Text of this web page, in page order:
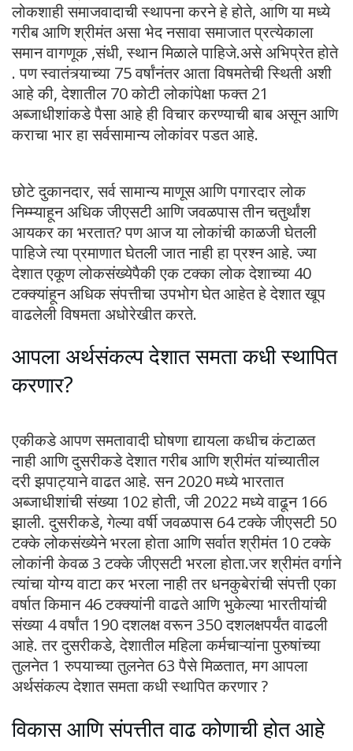
लोकशाही समाजवादाची स्थापना करने हे होते, आणि या मध्ये
गरीब आणि श्रीमंत असा भेद नसावा समाजात प्रत्येकाला
समान वागणूक ,संधी, स्थान मिळाले पाहिजे.असे अभिप्रेत होते
. पण स्वातंत्र्याच्या 75 वर्षांनंतर आता विषमतेची स्थिती अशी
आहे की, देशातील 70 कोटी लोकांपेक्षा फक्त 21
अब्जाधीशांकडे पैसा आहे ही विचार करण्याची बाब असून आणि
कराचा भार हा सर्वसामान्य लोकांवर पडत आहे.
छोटे दुकानदार, सर्व सामान्य माणूस आणि पगारदार लोक
निम्म्याहून अधिक जीएसटी आणि जवळपास तीन चतुर्थांश
आयकर का भरतात? पण आज या लोकांची काळजी घेतली
पाहिजे त्या प्रमाणात घेतली जात नाही हा प्रश्न आहे. ज्या
देशात एकूण लोकसंख्येपैकी एक टक्का लोक देशाच्या 40
टक्‍क्‍यांहून अधिक संपत्तीचा उपभोग घेत आहेत हे देशात खूप
वाढलेली विषमता अधोरेखीत करते.
आपला अर्थसंकल्प देशात समता कधी स्थापित
करणार?
एकीकडे आपण समतावादी घोषणा द्यायला कधीच कंटाळत
नाही आणि दुसरीकडे देशात गरीब आणि श्रीमंत यांच्यातील
दरी झपाट्याने वाढत आहे. सन 2020 मध्ये भारतात
अब्जाधीशांची संख्या 102 होती, जी 2022 मध्ये वाढून 166
झाली. दुसरीकडे, गेल्या वर्षी जवळपास 64 टक्के जीएसटी 50
टक्के लोकसंख्येने भरला होता आणि सर्वात श्रीमंत 10 टक्के
लोकांनी केवळ 3 टक्के जीएसटी भरला होता.जर श्रीमंत वर्गाने
त्यांचा योग्य वाटा कर भरला नाही तर धनकुबेरांची संपत्ती एका
वर्षात किमान 46 टक्क्यांनी वाढते आणि भुकेल्या भारतीयांची
संख्या 4 वर्षांत 190 दशलक्ष वरून 350 दशलक्षपर्यंत वाढली
आहे. तर दुसरीकडे, देशातील महिला कर्मचाऱ्यांना पुरुषांच्या
तुलनेत 1 रुपयाच्या तुलनेत 63 पैसे मिळतात, मग आपला
अर्थसंकल्प देशात समता कधी स्थापित करणार ?
विकास आणि संपत्तीत वाढ कोणाची होत आहे